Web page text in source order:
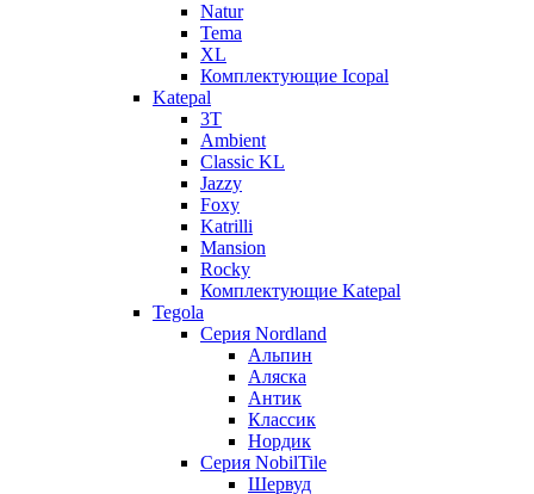
Natur
Tema
XL
Комплектующие Icopal
Katepal
3T
Ambient
Classic KL
Jazzy
Foxy
Katrilli
Mansion
Rocky
Комплектующие Katepal
Tegola
Серия Nordland
Альпин
Аляска
Антик
Классик
Нордик
Серия NobilTile
Шервуд